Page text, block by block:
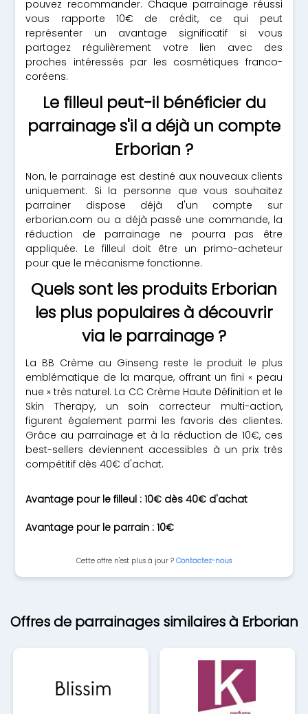
pouvez recommander. Chaque parrainage réussi
vous rapporte 10€ de crédit, ce qui peut
représenter un avantage significatif si vous
partagez régulièrement votre lien avec des
proches intéressés par les cosmétiques franco-
coréens.
Le filleul peut-il bénéficier du
parrainage s'il a déjà un compte
Erborian ?
Non, le parrainage est destiné aux nouveaux clients
uniquement. Si la personne que vous souhaitez
parrainer dispose déjà d'un compte sur
erborian.com ou a déjà passé une commande, la
réduction de parrainage ne pourra pas être
appliquée. Le filleul doit être un primo-acheteur
pour que le mécanisme fonctionne.
Quels sont les produits Erborian
les plus populaires à découvrir
via le parrainage ?
La BB Crème au Ginseng reste le produit le plus
emblématique de la marque, offrant un fini « peau
nue » très naturel. La CC Crème Haute Définition et le
Skin Therapy, un soin correcteur multi-action,
figurent également parmi les favoris des clientes.
Grâce au parrainage et à la réduction de 10€, ces
best-sellers deviennent accessibles à un prix très
compétitif dès 40€ d'achat.
Avantage pour le filleul : 10€ dès 40€ d'achat
Avantage pour le parrain : 10€
Cette offre n'est plus à jour ? Contactez-nous
Offres de parrainages similaires à Erborian